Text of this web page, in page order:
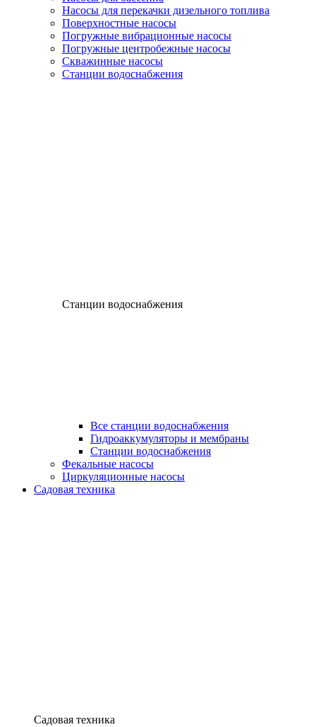
Насосы для перекачки дизельного топлива
Поверхностные насосы
Погружные вибрационные насосы
Погружные центробежные насосы
Скважинные насосы
Станции водоснабжения
Станции водоснабжения
Все станции водоснабжения
Гидроаккумуляторы и мембраны
Станции водоснабжения
Фекальные насосы
Циркуляционные насосы
Садовая техника
Садовая техника